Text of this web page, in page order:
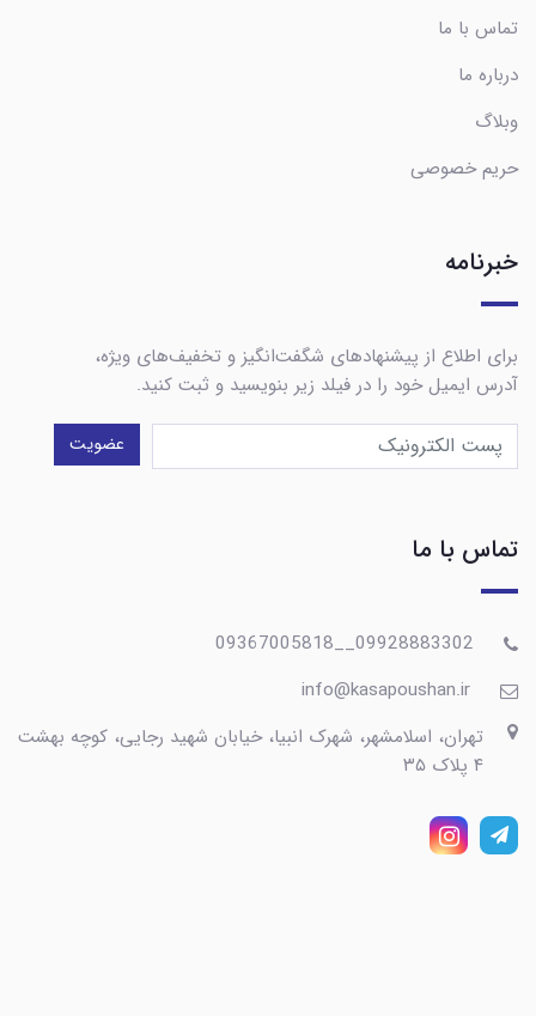
تماس با ما
درباره ما
وبلاگ
حریم خصوصی
خبرنامه
برای اطلاع از پیشنهادهای شگفت‌انگیز و تخفیف‌های ویژه،
آدرس ایمیل خود را در فیلد زیر بنویسید و ثبت کنید.
عضویت
تماس با ما
تهران، اسلامشهر، شهرک انبیا، خیابان شهید رجایی، کوچه بهشت
۴ پلاک ۳۵